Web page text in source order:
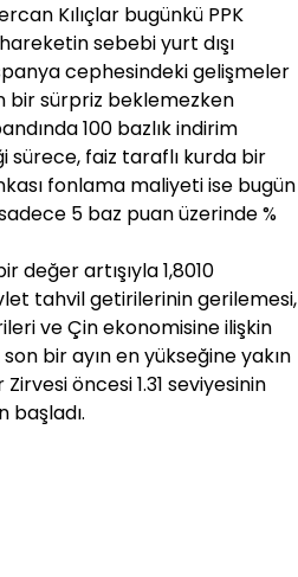
Kılıçlar bugünkü PPK
sebebi yurt dışı
cephesindeki gelişmeler
bir sürpriz beklemezken
100 bazlık indirim
sürece, faiz taraflı kurda bir
fonlama maliyeti ise bugün
5 baz puan üzerinde %
değer artışıyla 1,8010
tahvil getirilerinin gerilemesi,
ve Çin ekonomisine ilişkin
bir ayın en yükseğine yakın
öncesi 1.31 seviyesinin
başladı.